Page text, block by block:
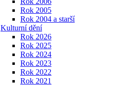
Rok 2005
Rok 2004 a starší
Kulturní dění
Rok 2026
Rok 2025
Rok 2024
Rok 2023
Rok 2022
Rok 2021